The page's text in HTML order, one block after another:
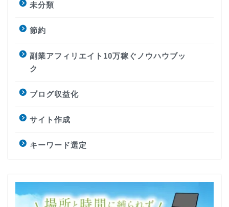
未分類
節約
副業アフィリエイト10万稼ぐノウハウブッ
ク
ブログ収益化
サイト作成
キーワード選定